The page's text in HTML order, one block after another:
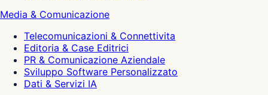
Media & Comunicazione
Telecomunicazioni & Connettivita
Editoria & Case Editrici
PR & Comunicazione Aziendale
Sviluppo Software Personalizzato
Dati & Servizi IA